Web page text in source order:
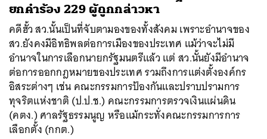
ยกคำร้อง 229 ผู้ถูกกล่าวหา
คดีฮั้ว สว.นั้นเป็นที่จับตามองของทั้งสังคม เพราะอำนาจของ
สว.ยังคงมีอิทธิพลต่อการเมืองของประเทศ แม้ว่าจะไม่มี
อำนาจในการเลือกนายกรัฐมนตรีแล้ว แต่ สว.นั้นยังมีอำนาจ
ต่อการออกกฎหมายของประเทศ รวมถึงการแต่งตั้งองค์กร
อิสระต่างๆ เช่น คณะกรรมการป้องกันและปราบปรามการ
ทุจริตแห่งชาติ (ป.ป.ช.) คณะกรรมการตรวจเงินแผ่นดิน
(คตง.) ศาลรัฐธรรมนูญ หรือแม้กระทั่งคณะกรรมการการ
เลือกตั้ง (กกต.)